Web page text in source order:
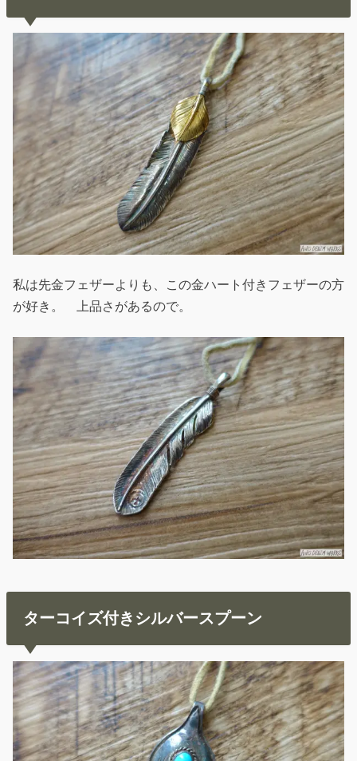
私は先金フェザーよりも、この金ハート付きフェザーの方
が好き。 上品さがあるので。
ターコイズ付きシルバースプーン